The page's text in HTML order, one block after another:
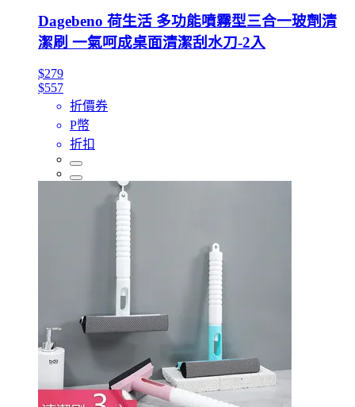
Dagebeno 荷生活 多功能噴霧型三合一玻劑清
潔刷 一氣呵成桌面清潔刮水刀-2入
$279
$557
折價券
P幣
折扣